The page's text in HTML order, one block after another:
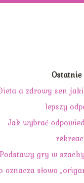
a zdrowy sen
lepszy
Jak wybrać
gry w
oznacza słowo